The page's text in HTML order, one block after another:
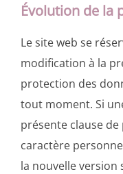
Évolution de la
Le site web se
modification à la
protection des
tout moment. Si
présente clause
caractère
la nouvelle version